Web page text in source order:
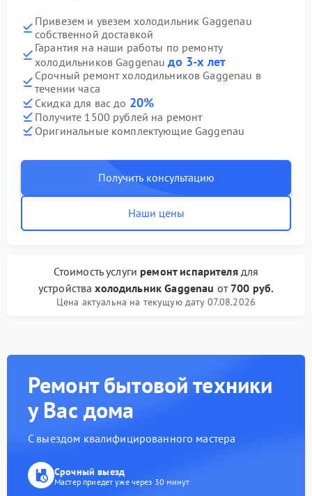
Привезем и увезем холодильник Gaggenau
собственной доставкой
Гарантия на наши работы по ремонту
холодильников Gaggenauдо 3-х лет
Срочный ремонт холодильников Gaggenau в
течении часа
Скидка для вас до 20%
Получите 1500 рублей на ремонт
Оригинальные комплектующие Gaggenau
Получить консультацию
Наши цены
Стоимость услуги ремонт испарителядля
устройствахолодильник Gaggenau от 700 руб.
Цена актуальна на текущую дату 07.08.2026
Ремонт бытовой техники
у Вас дома
С выездом квалифицированного мастера
Срочный выезд
Мастер приедет уже через 30 минут